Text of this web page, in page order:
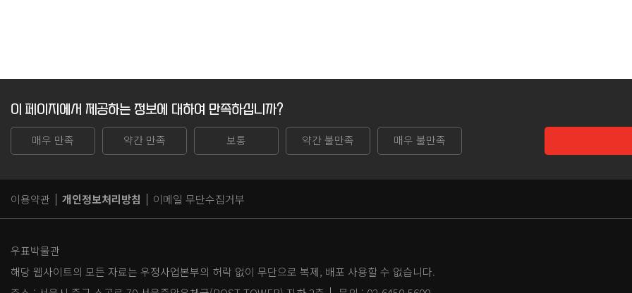
이 페이지에서 제공하는 정보에 대하여 만족하십니까?
매우 만족 약간 만족 보통 약간 불만족 매우 불만족
이용약관 개인정보처리방침 이메일 무단수집거부
우표박물관
해당 웹사이트의 모든 자료는 우정사업본부의 허락 없이 무단으로 복제, 배포 사용할 수 없습니다.